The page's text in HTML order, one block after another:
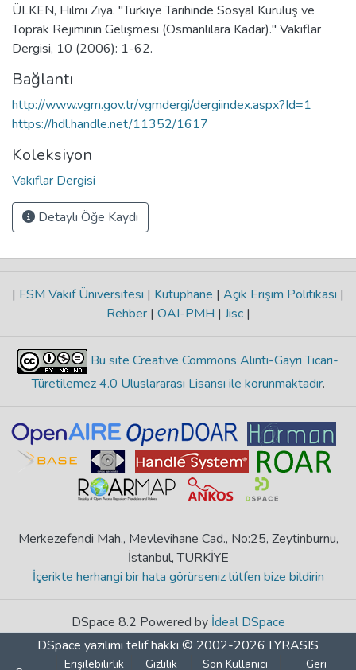
ÜLKEN, Hilmi Ziya. "Türkiye Tarihinde Sosyal Kuruluş ve
Toprak Rejiminin Gelişmesi (Osmanlılara Kadar)." Vakıflar
Dergisi, 10 (2006): 1-62.
Bağlantı
http://www.vgm.gov.tr/vgmdergi/dergiindex.aspx?Id=1
https://hdl.handle.net/11352/1617
Koleksiyon
Vakıflar Dergisi
Detaylı Öğe Kaydı
| FSM Vakıf Üniversitesi | Kütüphane | Açık Erişim Politikası |
Rehber | OAI-PMH | Jisc |
Bu site Creative Commons Alıntı-Gayri Ticari-
Türetilemez 4.0 Uluslararası Lisansı ile korunmaktadır.
Merkezefendi Mah., Mevlevihane Cad., No:25, Zeytinburnu,
İstanbul, TÜRKİYE
İçerikte herhangi bir hata görürseniz lütfen bize bildirin
DSpace 8.2 Powered by İdeal DSpace
DSpace yazılımı telif hakkı © 2002-2026 LYRASIS
Erişilebilirlik Gizlilik Son Kullanıcı Geri